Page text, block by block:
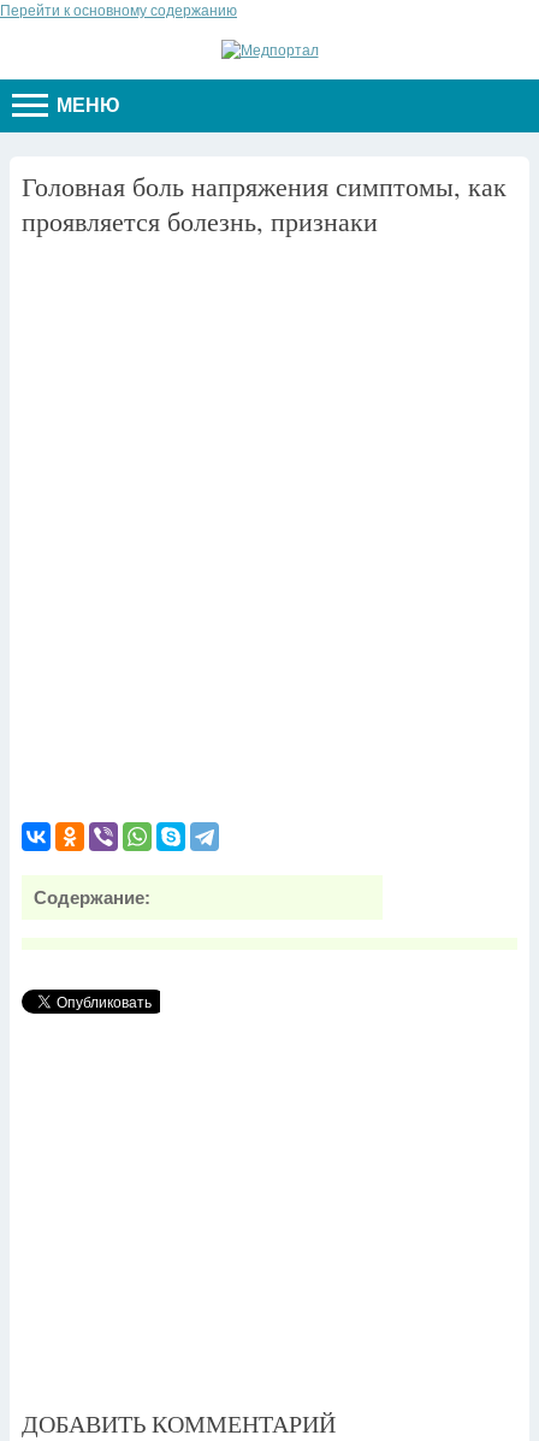
Перейти к основному содержанию
МЕНЮ
Головная боль напряжения симптомы, как
проявляется болезнь, признаки
Содержание:
ДОБАВИТЬ КОММЕНТАРИЙ